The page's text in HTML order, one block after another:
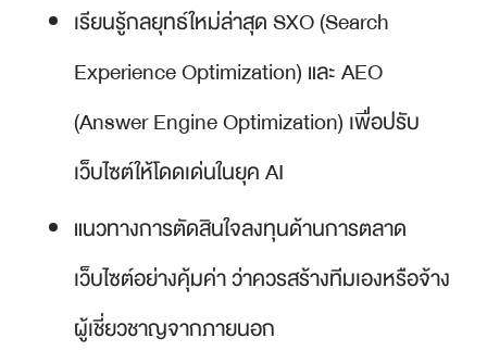
เรียนรู้กลยุทธ์ใหม่ล่าสุด SXO (Search
Experience Optimization) และ AEO
(Answer Engine Optimization) เพื่อปรับ
เว็บไซต์ให้โดดเด่นในยุค AI
แนวทางการตัดสินใจลงทุนด้านการตลาด
เว็บไซต์อย่างคุ้มค่า ว่าควรสร้างทีมเองหรือจ้าง
ผู้เชี่ยวชาญจากภายนอก